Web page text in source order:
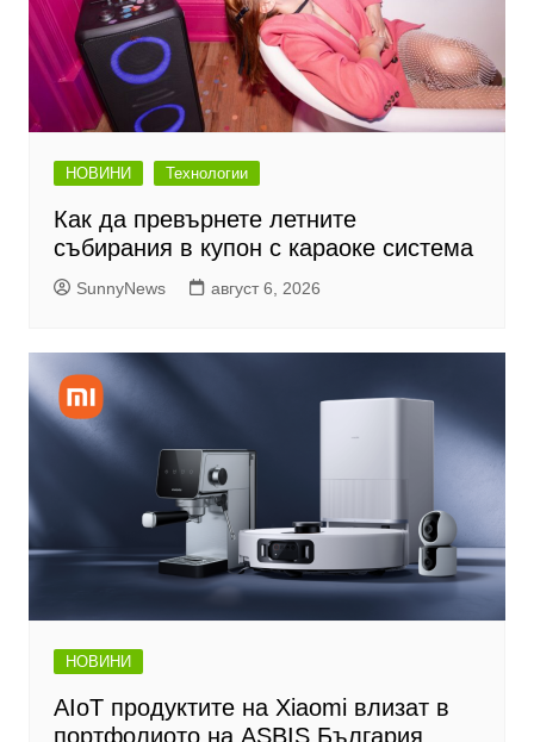
НОВИНИ Технологии
Как да превърнете летните
събирания в купон с караоке система
SunnyNews август 6, 2026
НОВИНИ
AIoT продуктите на Xiaomi влизат в
портфолиото на ASBIS България